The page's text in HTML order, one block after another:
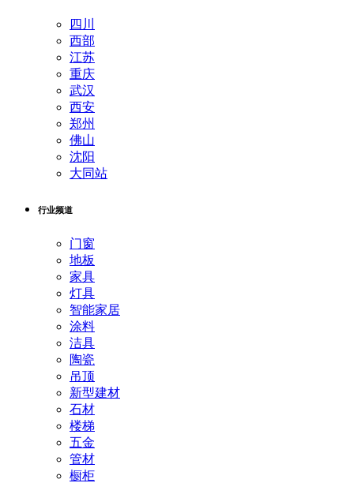
四川
西部
江苏
重庆
武汉
西安
郑州
佛山
沈阳
大同站
行业频道
门窗
地板
家具
灯具
智能家居
涂料
洁具
陶瓷
吊顶
新型建材
石材
楼梯
五金
管材
橱柜